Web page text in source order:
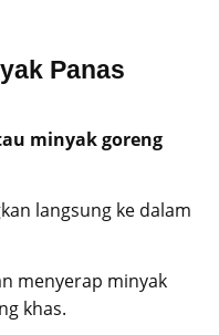
Panas
minyak goreng
langsung ke dalam
menyerap minyak
khas.